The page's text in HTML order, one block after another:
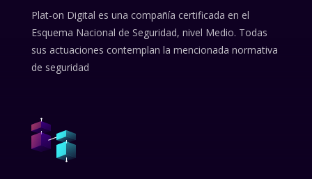
Plat-on Digital es una compañía certificada en el
Esquema Nacional de Seguridad, nivel Medio. Todas
sus actuaciones contemplan la mencionada normativa
de seguridad